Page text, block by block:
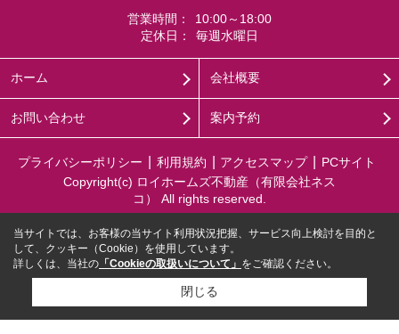
営業時間：
10:00～18:00
定休日：
毎週水曜日
ホーム 会社概要
お問い合わせ 案内予約
プライバシーポリシー 利用規約 アクセスマップ
PCサイト
Copyright(c) ロイホームズ不動産（有限会社ネス
コ） All rights reserved.
当サイトでは、お客様の当サイト利用状況把握、サービス向上検討を目的と
して、クッキー（Cookie）を使用しています。
詳しくは、当社の 「Cookieの取扱いについて」 をご確認ください。
閉じる